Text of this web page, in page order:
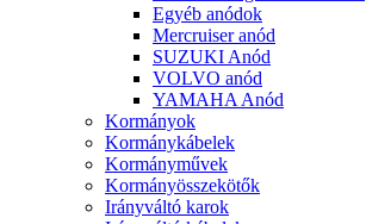
Egyéb anódok
Mercruiser anód
SUZUKI Anód
VOLVO anód
YAMAHA Anód
Kormányok
Kormánykábelek
Kormányművek
Kormányösszekötők
Irányváltó karok